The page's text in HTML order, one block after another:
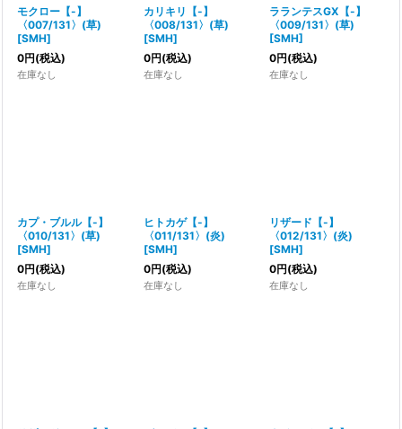
モクロー【-】
〈007/131〉(草)
[SMH]
0円(税込)
在庫なし
カリキリ【-】
〈008/131〉(草)
[SMH]
0円(税込)
在庫なし
ラランテスGX【-】
〈009/131〉(草)
[SMH]
0円(税込)
在庫なし
カプ・ブルル【-】
〈010/131〉(草)
[SMH]
0円(税込)
在庫なし
ヒトカゲ【-】
〈011/131〉(炎)
[SMH]
0円(税込)
在庫なし
リザード【-】
〈012/131〉(炎)
[SMH]
0円(税込)
在庫なし